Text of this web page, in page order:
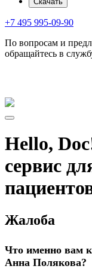
+7 495 995-09-90
По вопросам и
обращайтесь в
Hello,
сервис
Жалоба
Что именно вам
Анна Полякова?